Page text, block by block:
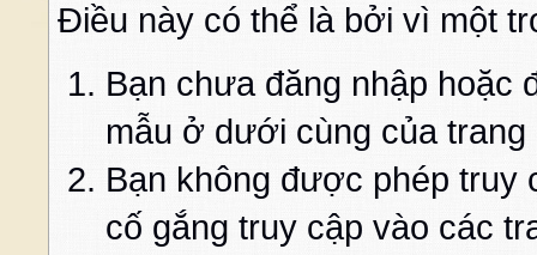
Điều này có thể là bởi vì một
Bạn chưa đăng nhập hoặc
mẫu ở dưới cùng của trang
Bạn không được phép truy
cố gắng truy cập vào các